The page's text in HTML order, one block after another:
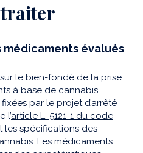
traiter
évalués
le bien-fondé de la prise
à base de cannabis
par le projet d’arrêté
l’article L. 5121-1 du code
les spécifications des
Les médicaments